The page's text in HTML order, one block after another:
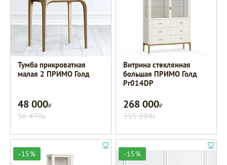
Тумба прикроватная
малая 2 ПРИМО Голд
48 000Р
56 470Р
Витрина стеклянная
большая ПРИМО Голд
Pr014DP
268 000Р
315 294Р
-15% -15%